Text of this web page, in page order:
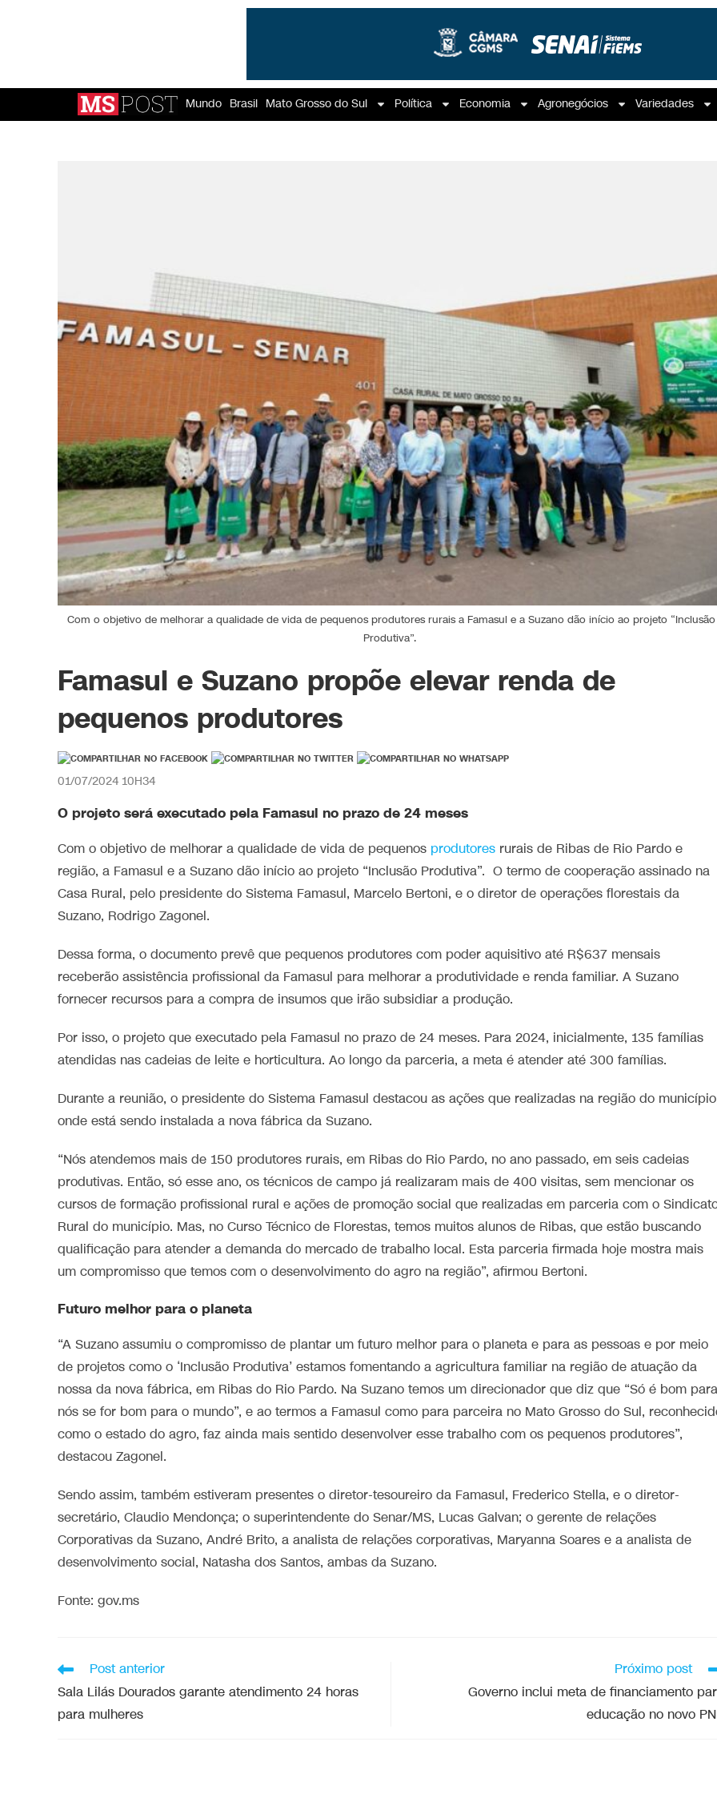
Mundo Brasil Mato Grosso do Sul Política Economia Agronegócios Variedades
Com o objetivo de melhorar a qualidade de vida de pequenos produtores rurais a Famasul e a Suzano dão início ao projeto “Inclusão
Produtiva”.
Famasul e Suzano propõe elevar renda de
pequenos produtores
01/07/2024 10H34
O projeto será executado pela Famasul no prazo de 24 meses
Com o objetivo de melhorar a qualidade de vida de pequenos produtores rurais de Ribas de Rio Pardo e
região, a Famasul e a Suzano dão início ao projeto “Inclusão Produtiva”. O termo de cooperação assinado na
Casa Rural, pelo presidente do Sistema Famasul, Marcelo Bertoni, e o diretor de operações florestais da
Suzano, Rodrigo Zagonel.
Dessa forma, o documento prevê que pequenos produtores com poder aquisitivo até R$637 mensais
receberão assistência profissional da Famasul para melhorar a produtividade e renda familiar. A Suzano
fornecer recursos para a compra de insumos que irão subsidiar a produção.
Por isso, o projeto que executado pela Famasul no prazo de 24 meses. Para 2024, inicialmente, 135 famílias
atendidas nas cadeias de leite e horticultura. Ao longo da parceria, a meta é atender até 300 famílias.
Durante a reunião, o presidente do Sistema Famasul destacou as ações que realizadas na região do
onde está sendo instalada a nova fábrica da Suzano.
“Nós atendemos mais de 150 produtores rurais, em Ribas do Rio Pardo, no ano passado, em seis cadeias
produtivas. Então, só esse ano, os técnicos de campo já realizaram mais de 400 visitas, sem mencionar os
cursos de formação profissional rural e ações de promoção social que realizadas em parceria com o
Rural do município. Mas, no Curso Técnico de Florestas, temos muitos alunos de Ribas, que estão buscando
qualificação para atender a demanda do mercado de trabalho local. Esta parceria firmada hoje mostra mais
um compromisso que temos com o desenvolvimento do agro na região”, afirmou Bertoni.
Futuro melhor para o planeta
“A Suzano assumiu o compromisso de plantar um futuro melhor para o planeta e para as pessoas e por meio
de projetos como o ‘Inclusão Produtiva’ estamos fomentando a agricultura familiar na região de atuação da
nossa da nova fábrica, em Ribas do Rio Pardo. Na Suzano temos um direcionador que diz que “Só é bom para
nós se for bom para o mundo”, e ao termos a Famasul como para parceira no Mato Grosso do Sul,
como o estado do agro, faz ainda mais sentido desenvolver esse trabalho com os pequenos produtores”,
destacou Zagonel.
Sendo assim, também estiveram presentes o diretor-tesoureiro da Famasul, Frederico Stella, e o diretor-
secretário, Claudio Mendonça; o superintendente do Senar/MS, Lucas Galvan; o gerente de relações
Corporativas da Suzano, André Brito, a analista de relações corporativas, Maryanna Soares e a analista de
desenvolvimento social, Natasha dos Santos, ambas da Suzano.
Fonte: gov.ms
Post anterior
Sala Lilás Dourados garante atendimento 24 horas
para mulheres
Próximo post
Governo inclui meta de financiamento
educação no novo